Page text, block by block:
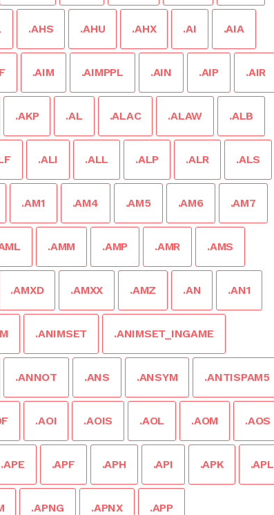
.AHS .AHU .AHX .AI .AIA
.AIM .AIMPPL .AIN .AIP .AIR
.AKP .AL .ALAC .ALAW .ALB
.ALI .ALL .ALP .ALR .ALS
.AM1 .AM4 .AM5 .AM6 .AM7
.AMM .AMP .AMR .AMS
.AMXD .AMXX .AMZ .AN .AN1
.ANIMSET .ANIMSET_INGAME
.ANNOT .ANS .ANSYM .ANTISPAM5
.AOI .AOIS .AOL .AOM .AOS
.APE .APF .APH .API .APK .APL
.APNG .APNX .APP